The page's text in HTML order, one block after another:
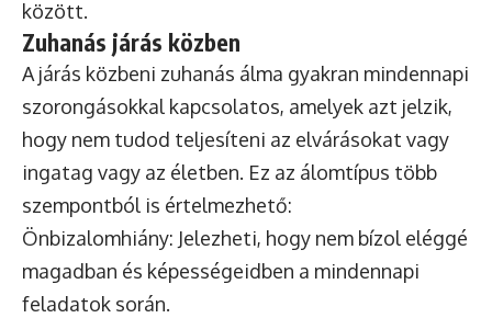
között.
Zuhanás járás közben
A járás közbeni zuhanás álma gyakran mindennapi
szorongásokkal kapcsolatos, amelyek azt jelzik,
hogy nem tudod teljesíteni az elvárásokat vagy
ingatag vagy az életben. Ez az álomtípus több
szempontból is értelmezhető:
Önbizalomhiány: Jelezheti, hogy nem bízol eléggé
magadban és képességeidben a mindennapi
feladatok során.